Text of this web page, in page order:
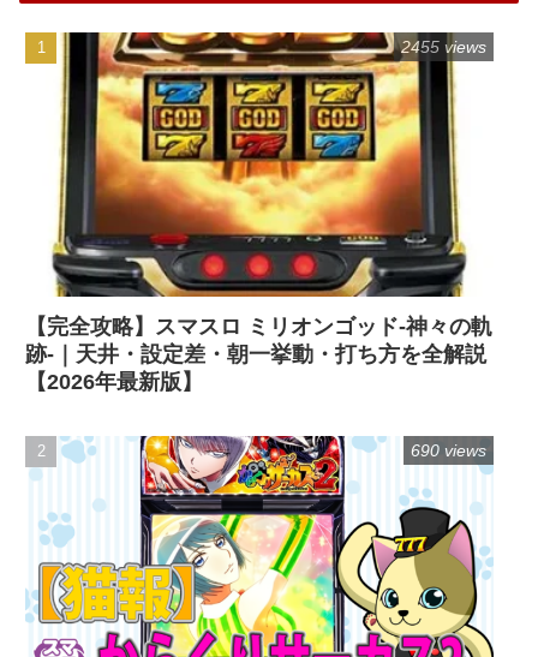
【完全攻略】スマスロ ミリオンゴッド-神々の軌
跡-｜天井・設定差・朝一挙動・打ち方を全解説
【2026年最新版】
2455 views
690 views